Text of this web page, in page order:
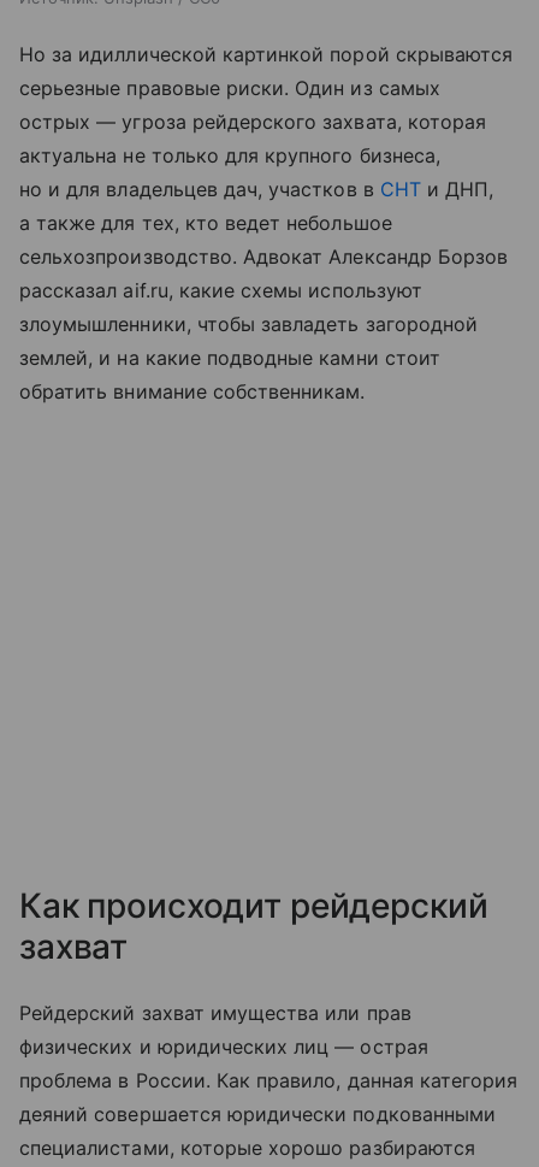
Но за идиллической картинкой порой скрываются
серьезные правовые риски. Один из самых
острых — угроза рейдерского захвата, которая
актуальна не только для крупного бизнеса,
но и для владельцев дач, участков в СНТи ДНП,
а также для тех, кто ведет небольшое
сельхозпроизводство. Адвокат Александр Борзов
рассказал aif.ru, какие схемы используют
злоумышленники, чтобы завладеть загородной
землей, и на какие подводные камни стоит
обратить внимание собственникам.
Как происходит рейдерский
захват
Рейдерский захват имущества или прав
физических и юридических лиц — острая
проблема в России. Как правило, данная категория
деяний совершается юридически подкованными
специалистами, которые хорошо разбираются